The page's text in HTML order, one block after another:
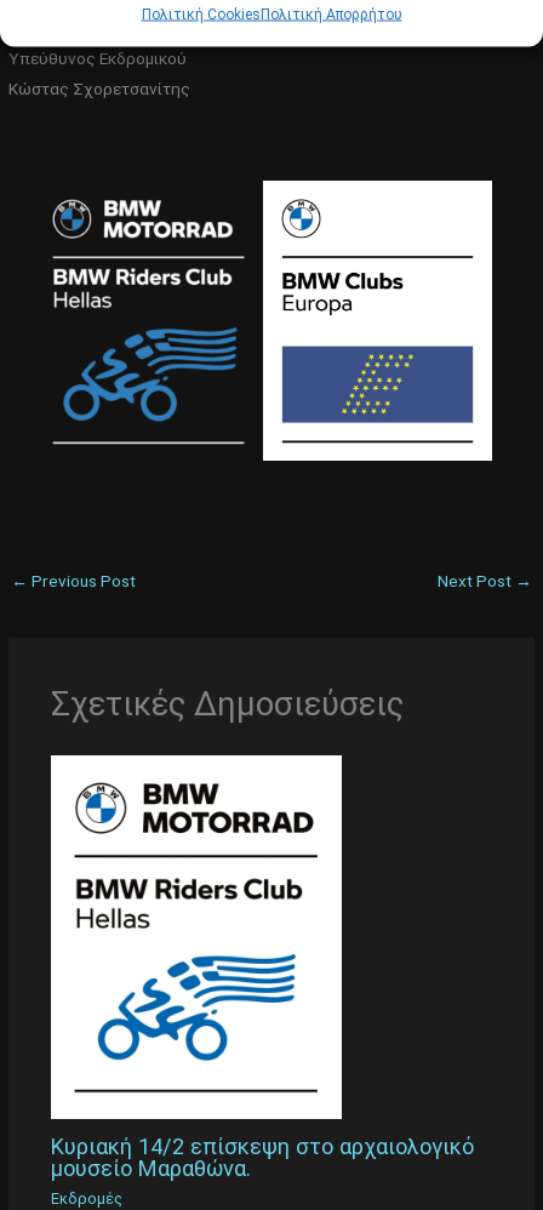
Πολιτική CookiesΠολιτική Απορρήτου
Υπεύθυνος Εκδρομικού
Κώστας Σχορετσανίτης
← Previous Post Next Post →
Σχετικές Δημοσιεύσεις
Κυριακή 14/2 επίσκεψη στο αρχαιολογικό
μουσείο Μαραθώνα.
Εκδρομές